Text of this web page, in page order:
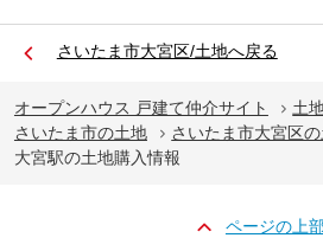
さいたま市大宮区/土地へ戻る
オープンハウス 戸建て仲介サイト 土
さいたま市の土地
さいたま市大宮区
大宮駅の土地購入情報
ページの上